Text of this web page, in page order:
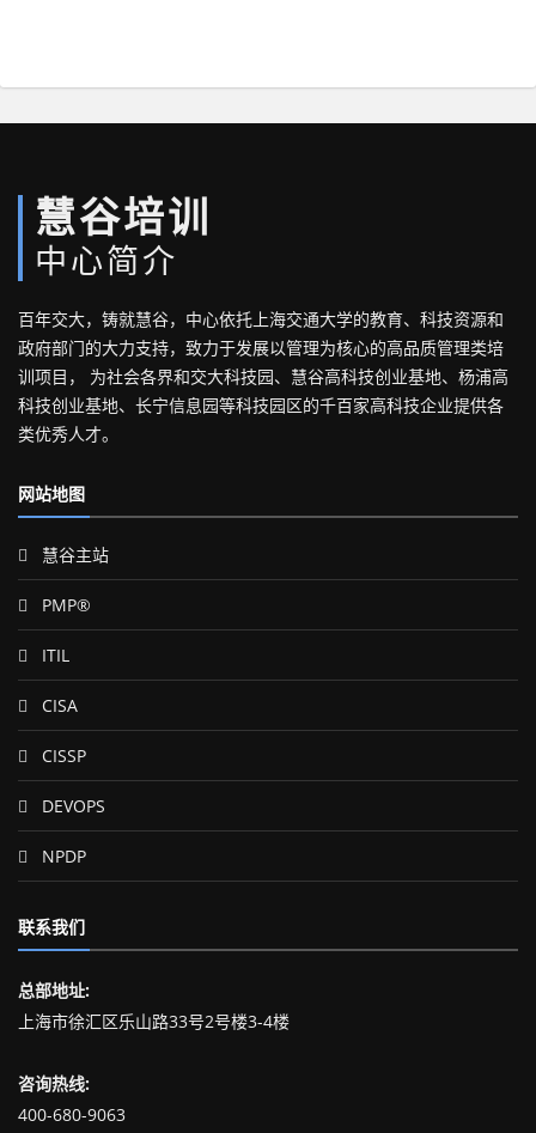
慧谷培训
中心简介
百年交大，铸就慧谷，中心依托上海交通大学的教育、科技资源和
政府部门的大力支持，致力于发展以管理为核心的高品质管理类培
训项目， 为社会各界和交大科技园、慧谷高科技创业基地、杨浦高
科技创业基地、长宁信息园等科技园区的千百家高科技企业提供各
类优秀人才。
网站地图
慧谷主站
PMP®
ITIL
CISA
CISSP
DEVOPS
NPDP
联系我们
总部地址:
上海市徐汇区乐山路33号2号楼3-4楼
咨询热线:
400-680-9063